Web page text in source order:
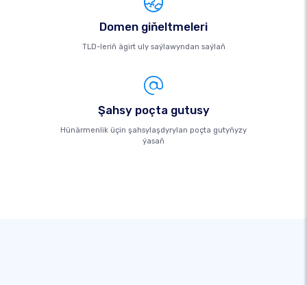
Domen giňeltmeleri
TLD-leriň ägirt uly saýlawyndan saýlaň
Şahsy poçta gutusy
Hünärmenlik üçin şahsylaşdyrylan poçta gutyňyzy
ýasaň